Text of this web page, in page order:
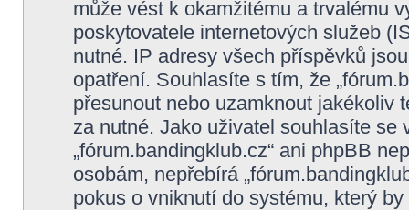
může vést k okamžitému a trvalému
poskytovatele internetových služeb
nutné. IP adresy všech příspěvků
opatření. Souhlasíte s tím, že
přesunout nebo uzamknout jakékoliv
za nutné. Jako uživatel souhlasíte
„fórum.bandingklub.cz“ ani phpBB
osobám, nepřebírá
pokus o vniknutí do systému, který